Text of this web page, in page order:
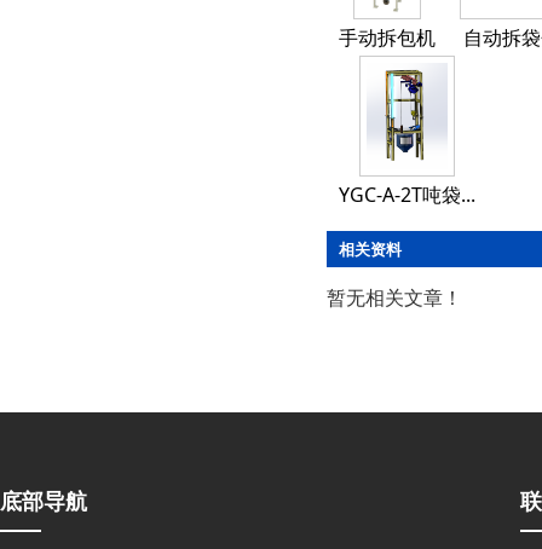
手动拆包机 自动拆
YGC-A-2T吨袋...
相关资料
暂无相关文章！
底部导航